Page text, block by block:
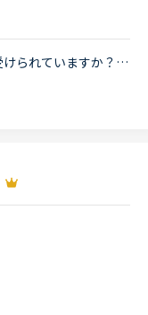
皆さん先生を予約する際はどんな教材を受けられていますか？トピックトークやスピーキング、5分間ディスカッションなど実践的なレッスンを受ける際に予約されている方が多いのでしょうか。私はスピーキングを受け...